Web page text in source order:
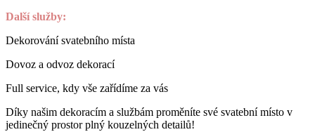
Další služby:
Dekorování svatebního místa
Dovoz a odvoz dekorací
Full service, kdy vše zařídíme za vás
Díky našim dekoracím a službám proměníte své svatební místo v
jedinečný prostor plný kouzelných detailů!